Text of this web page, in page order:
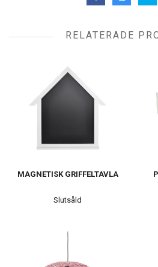
RELATERADE
MAGNETISK GRIFFELTAVLA
Slutsåld